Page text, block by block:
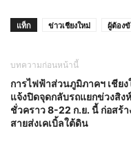
แท็ก ข่าวเชียงใหม่ ผู้ต้อง
บทความก่อนหน้านี้
การไฟฟ้าส่วนภูมิภาคฯ เชียง
แจ้งปิดจุดกลับรถแยกข่วงสิงห์
ชั่วคราว 8-22 ก.ย. นี้ ก่อสร้า
สายส่งเคเบิ้ลใต้ดิน